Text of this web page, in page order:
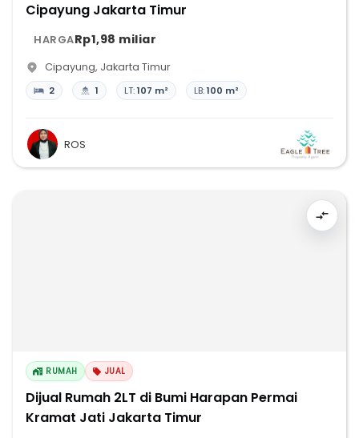
Cipayung Jakarta Timur
HARGARp1,98 miliar
Cipayung, Jakarta Timur
2 1 LT:107 m² LB:100 m²
ROS
RUMAH JUAL
Dijual Rumah 2LT di Bumi Harapan Permai
Kramat Jati Jakarta Timur